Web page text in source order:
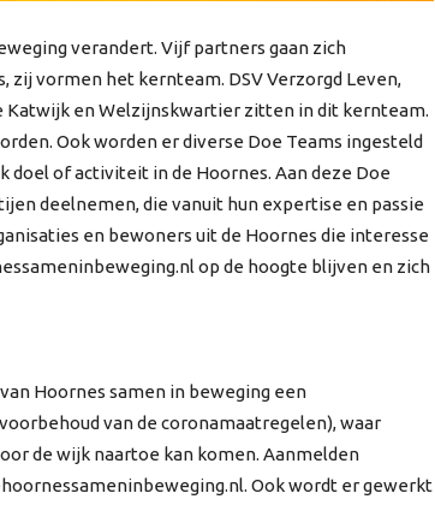
verandert. Vijf partners gaan zich
zij vormen het kernteam. DSV Verzorgd Leven,
en Welzijnskwartier zitten in dit kernteam.
Ook worden er diverse Doe Teams ingesteld
of activiteit in de Hoornes. Aan deze Doe
deelnemen, die vanuit hun expertise en passie
en bewoners uit de Hoornes die interesse
op de hoogte blijven en zich
Hoornes samen in beweging een
van de coronamaatregelen), waar
de wijk naartoe kan komen. Aanmelden
Ook wordt er gewerkt